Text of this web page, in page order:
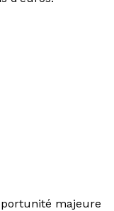
majeure